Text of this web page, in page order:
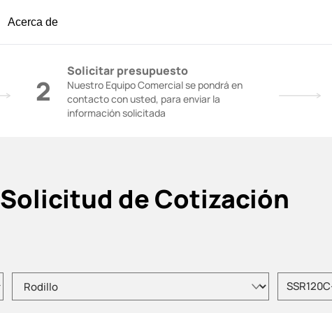
Acerca de
2
Solicitar presupuesto
Nuestro Equipo Comercial se pondrá en
contacto con usted, para enviar la
información solicitada
Solicitud de Cotización